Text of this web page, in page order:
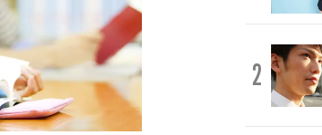
2